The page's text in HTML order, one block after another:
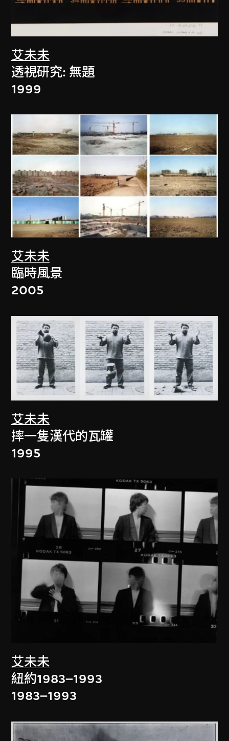
艾未未
透視研究: 無題
1999
艾未未
臨時風景
2005
艾未未
摔一隻漢代的瓦罐
1995
艾未未
紐約1983–1993
1983–1993